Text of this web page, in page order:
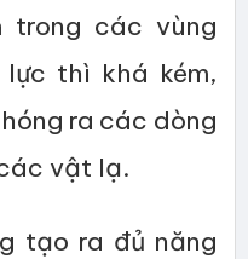
trong các vùng
thì khá kém,
ra các dòng
vật lạ.
tạo ra đủ năng